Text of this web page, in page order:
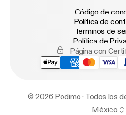
Código de
Política de
Términos de
Política de
Página con
© 2026 Podimo · Todos los
México